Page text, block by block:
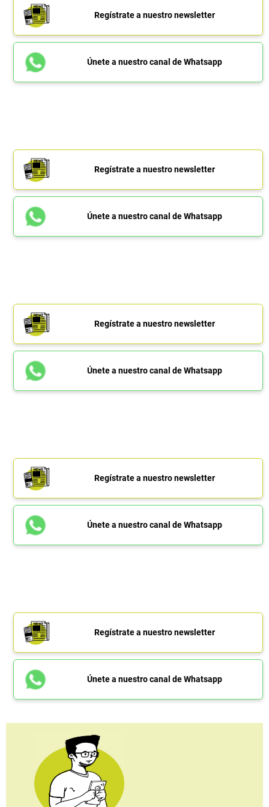
Regístrate a nuestro newsletter
Únete a nuestro canal de Whatsapp
Regístrate a nuestro newsletter
Únete a nuestro canal de Whatsapp
Regístrate a nuestro newsletter
Únete a nuestro canal de Whatsapp
Regístrate a nuestro newsletter
Únete a nuestro canal de Whatsapp
Regístrate a nuestro newsletter
Únete a nuestro canal de Whatsapp